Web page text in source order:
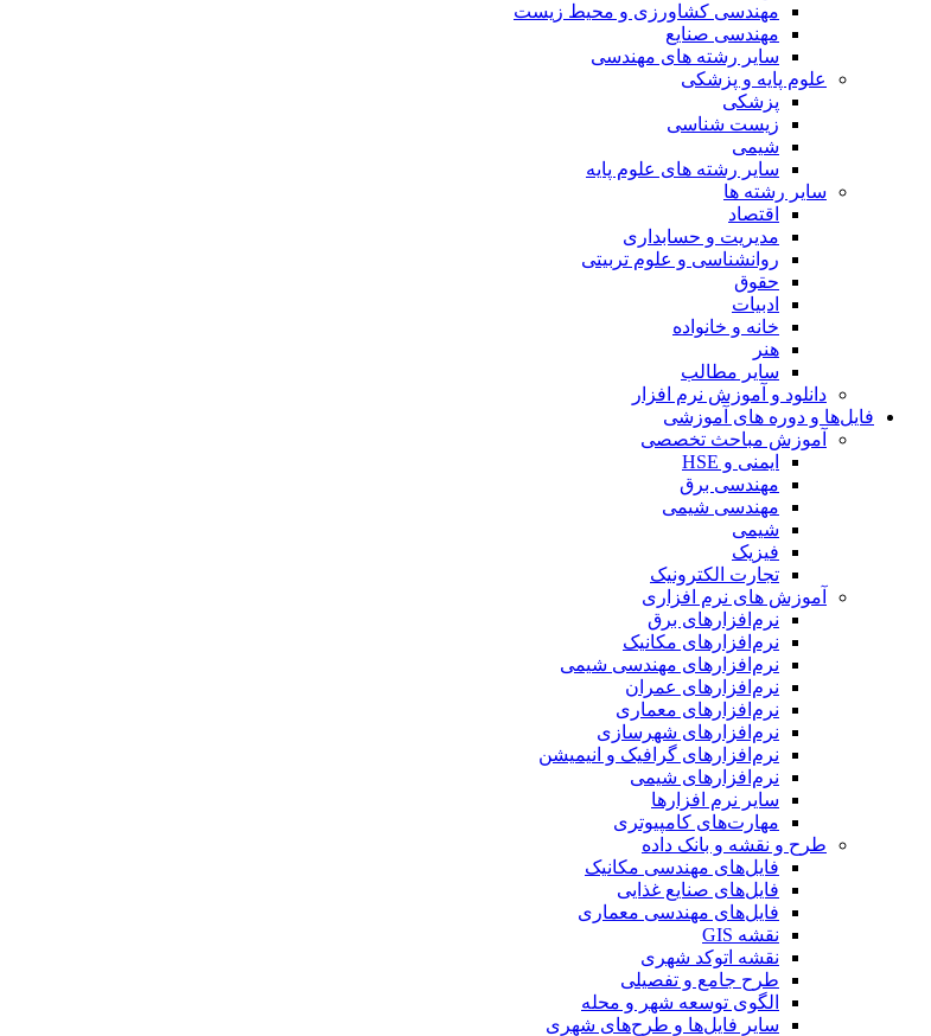
مهندسی کشاورزی و محیط زیست
مهندسی صنایع
سایر رشته های مهندسی
علوم پایه و پزشکی
پزشکی
زیست شناسی
شیمی
سایر رشته های علوم پایه
سایر رشته ها
اقتصاد
مدیریت و حسابداری
روانشناسی و علوم تربیتی
حقوق
ادبیات
خانه و خانواده
هنر
سایر مطالب
دانلود و آموزش نرم افزار
فایل‌ها و دوره های آموزشی
آموزش مباحث تخصصی
ایمنی و HSE
مهندسی برق
مهندسی شیمی
شیمی
فیزیک
تجارت الکترونیک
آموزش های نرم افزاری
نرم‌افزارهای برق
نرم‌افزارهای مکانیک
نرم‌افزارهای مهندسی شیمی
نرم‌افزارهای عمران
نرم‌افزارهای معماری
نرم‌افزارهای شهرسازی
نرم‌افزارهای گرافیک و انیمیشن
نرم‌افزارهای شیمی
سایر نرم افزارها
مهارت‌های کامپیوتری
طرح و نقشه و بانک داده
فایل‌های مهندسی مکانیک
فایل‌های صنایع غذایی
فایل‌های مهندسی معماری
نقشه GIS
نقشه اتوکد شهری
طرح جامع و تفصیلی
الگوی توسعه شهر و محله
سایر فایل‌ها و طرح‌های شهری